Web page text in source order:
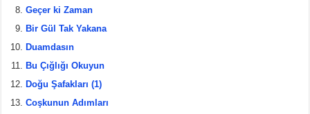
Geçer ki Zaman
Bir Gül Tak Yakana
Duamdasın
Bu Çığlığı Okuyun
Doğu Şafakları (1)
Coşkunun Adımları